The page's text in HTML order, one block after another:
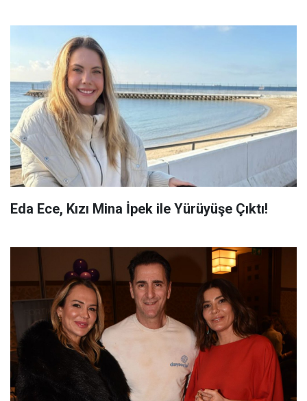
Eda Ece, Kızı Mina İpek ile Yürüyüşe Çıktı!